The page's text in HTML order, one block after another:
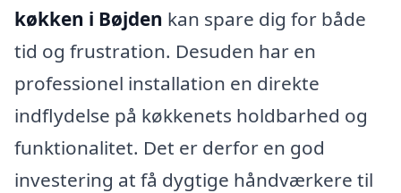
køkken i Bøjden kan spare dig for både
tid og frustration. Desuden har en
professionel installation en direkte
indflydelse på køkkenets holdbarhed og
funktionalitet. Det er derfor en god
investering at få dygtige håndværkere til